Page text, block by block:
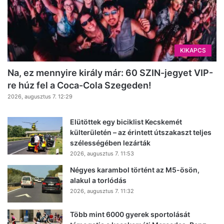
KIKAPCS
Na, ez mennyire király már: 60 SZIN-jegyet VIP-
re húz fel a Coca-Cola Szegeden!
2026, augusztus 7. 12:29
Elütöttek egy biciklist Kecskemét
külterületén – az érintett útszakaszt teljes
szélességében lezárták
2026, augusztus 7. 11:53
Négyes karambol történt az M5-ösön,
alakul a torlódás
2026, augusztus 7. 11:32
Több mint 6000 gyerek sportolását